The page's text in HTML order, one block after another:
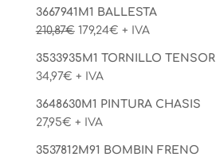
3667941M1 BALLESTA
210,87€ El
210,87€.
179,24€El
179,24€.
+ IVA
3533935M1 TORNILLO TENSOR
34,97€ + IVA
3648630M1 PINTURA CHASIS
27,95€ + IVA
3537812M91 BOMBIN FRENO